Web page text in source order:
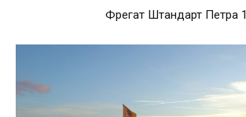
Фрегат Штандарт Петра 1